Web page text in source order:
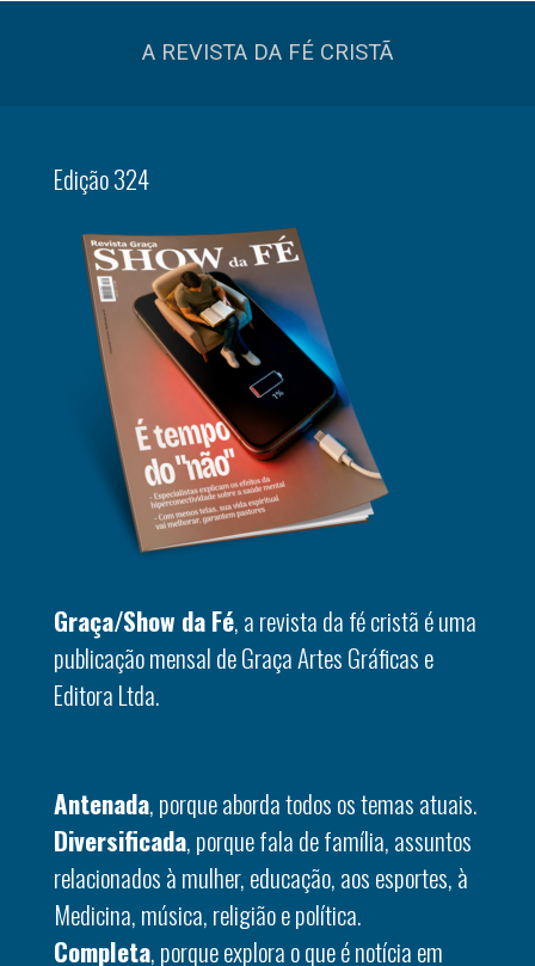
A REVISTA DA FÉ CRISTÃ
Edição 324
Graça/Show da Fé, a revista da fé cristã é uma
publicação mensal de Graça Artes Gráficas e
Editora Ltda.
Antenada, porque aborda todos os temas atuais.
Diversificada, porque fala de família, assuntos
relacionados à mulher, educação, aos esportes, à
Medicina, música, religião e política.
Completa, porque explora o que é notícia em